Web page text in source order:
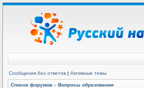
Сообщения без ответов | Активные темы
Список форумов » Вопросы образования